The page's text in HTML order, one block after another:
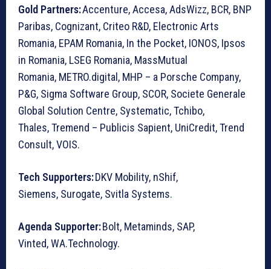
Gold Partners:Accenture, Accesa, AdsWizz, BCR, BNP
Paribas, Cognizant, Criteo R&D, Electronic Arts
Romania, EPAM Romania, In the Pocket, IONOS, Ipsos
in Romania, LSEG Romania, MassMutual
Romania, METRO.digital, MHP – a Porsche Company,
P&G, Sigma Software Group, SCOR, Societe Generale
Global Solution Centre, Systematic, Tchibo,
Thales, Tremend – Publicis Sapient, UniCredit, Trend
Consult, VOIS.
Tech Supporters:DKV Mobility, nShif,
Siemens, Surogate, Svitla Systems.
Agenda Supporter:Bolt, Metaminds, SAP,
Vinted, WA.Technology.